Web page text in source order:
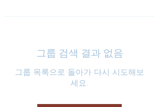
그룹 검색 결과 없음
그룹 목록으로 돌아가 다시 시도해보
세요.